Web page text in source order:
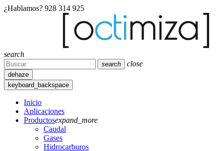
¿Hablamos? 928 314 925
search
search close
dehaze
keyboard_backspace
Inicio
Aplicaciones
Productosexpand_more
Caudal
Gases
Hidrocarburos